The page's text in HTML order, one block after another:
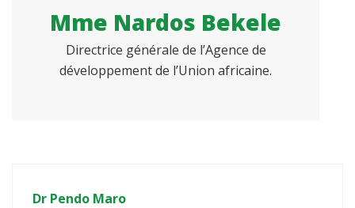
Mme Nardos Bekele
Directrice générale de l’Agence de
développement de l’Union africaine.
Dr Pendo Maro